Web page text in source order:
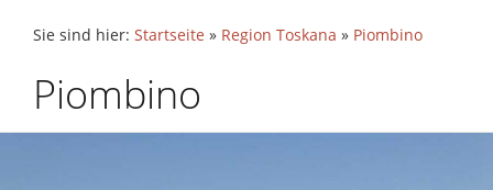
Sie sind hier: Startseite » Region Toskana » Piombino
Piombino